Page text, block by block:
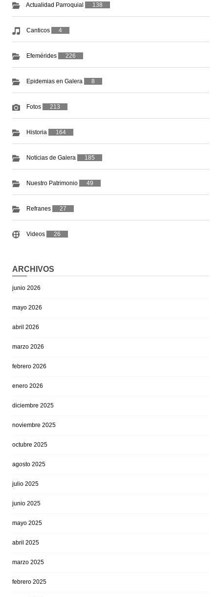
Actualidad Parroquial 138
Canticos 4
Efemérides 226
Epidemias en Galera 8
Fotos 213
Historia 164
Noticias de Galera 185
Nuestro Patrimonio 49
Refranes 27
Videos 26
ARCHIVOS
junio 2026
mayo 2026
abril 2026
marzo 2026
febrero 2026
enero 2026
diciembre 2025
noviembre 2025
octubre 2025
agosto 2025
julio 2025
junio 2025
mayo 2025
abril 2025
marzo 2025
febrero 2025